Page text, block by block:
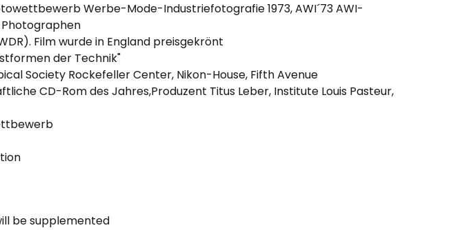
Werbe-Mode-Industriefotografie 1973, AWI´73 AWI-
Film wurde in England preisgekrönt
der Technik"
Society Rockefeller Center, Nikon-House, Fifth Avenue
CD-Rom des Jahres,Produzent Titus Leber, Institute Louis Pasteur,
be supplemented